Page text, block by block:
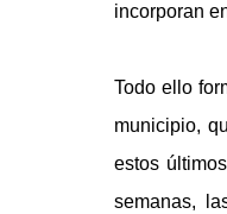
incorporan
Todo ello
municipio,
estos
semanas,